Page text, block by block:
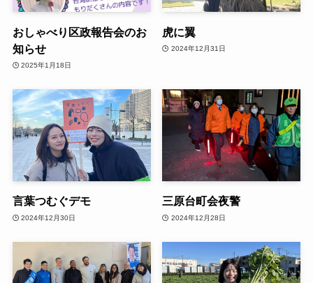
おしゃべり区政報告会のお
知らせ
2025年1月18日
虎に翼
2024年12月31日
言葉つむぐデモ
2024年12月30日
三原台町会夜警
2024年12月28日